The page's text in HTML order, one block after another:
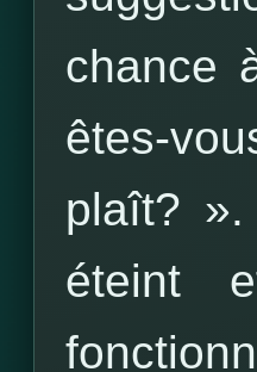
chance
êtes-
plaît?
éteint